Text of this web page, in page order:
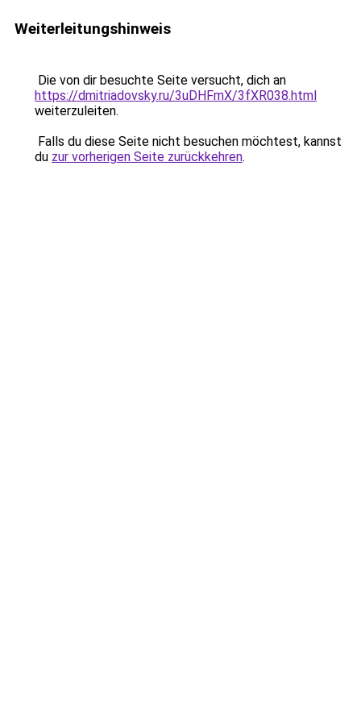
Weiterleitungshinweis
Die von dir besuchte Seite versucht, dich an
https://dmitriadovsky.ru/3uDHFmX/3fXR038.html
weiterzuleiten.
Falls du diese Seite nicht besuchen möchtest, kannst
du zur vorherigen Seite zurückkehren.